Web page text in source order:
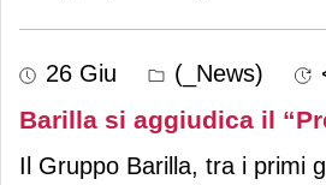
26 Giu (_News)
Barilla si aggiudica il
Il Gruppo Barilla, tra i primi